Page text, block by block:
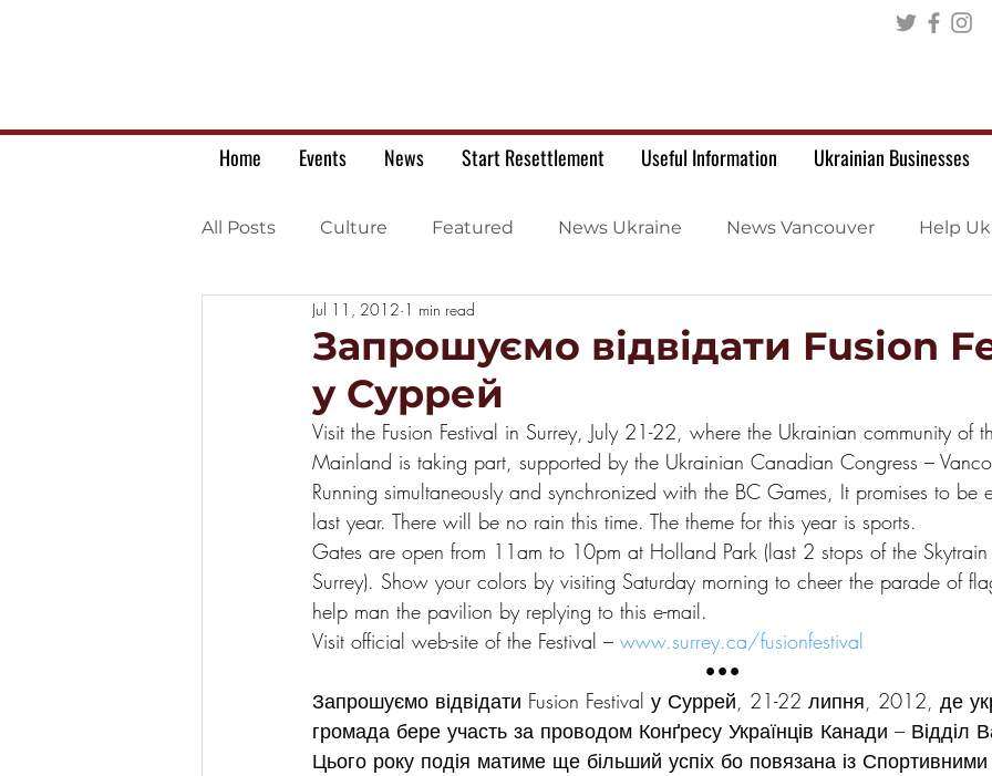
Home Events News Start Resettlement Useful Information Ukrainian Businesses
All Posts Culture Featured News Ukraine News Vancouver Help
Ukrainian war letters
Запрошуємо відвідати Fusion
у Суррей
Jul 11, 2012 1 min read
Visit the Fusion Festival in Surrey, July 21-22, where the Ukrainian community of
Mainland is taking part, supported by the Ukrainian Canadian Congress –
Running simultaneously and synchronized with the BC Games, It promises to
last year. There will be no rain this time. The theme for this year is sports.
Gates are open from 11am to 10pm at Holland Park (last 2 stops of the
Surrey). Show your colors by visiting Saturday morning to cheer the parade of
help man the pavilion by replying to this e-mail.
Visit official web-site of the Festival – www.surrey.ca/fusionfestival
•••
Запрошуємо відвідати Fusion Festival у Суррей, 21-22 липня, 2012, де
громада бере участь за проводом Конґресу Українців Канади – Відділ
Цього року подія матиме ще більший успіх бо повязана із